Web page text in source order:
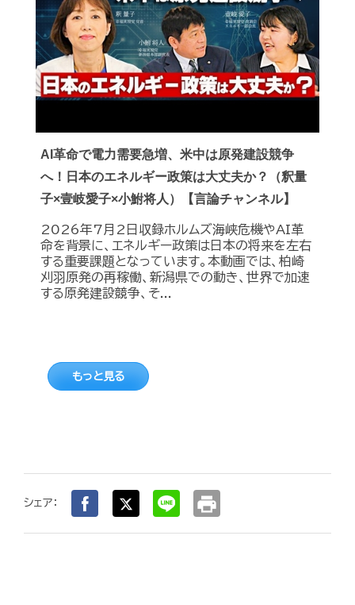
AI革命で電力需要急増、米中は原発建設競争
へ！日本のエネルギー政策は大丈夫か？（釈量
子×壹岐愛子×小鮒将人）【言論チャンネル】
2026年7月2日収録ホルムズ海峡危機やAI革
命を背景に、エネルギー政策は日本の将来を左右
する重要課題となっています。本動画では、柏崎
刈羽原発の再稼働、新潟県での動き、世界で加速
する原発建設競争、そ...
もっと見る
シェア： print